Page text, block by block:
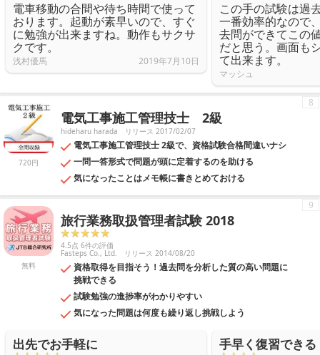
電車移動の合間や待ち時間で使って
おります。起動が素早いので、すぐ
に勉強が出来ますね。動作もサクサ
クです。
浅村優馬 2019年7月10日
この手の試験は過
一番効率的なので
去問ができてこの
だと思う。画面も
て出来ます。
マッシュ
720円
電気工事施工管理技士 2級
hideharu harada リリース 2017/02/07
電気工事施工管理技士 2級で、資格試験合格間違いナシ
一問一答形式で問題が頭に定着するのを助ける
気になったことはメモ帳に書きとめておける
8
無料
旅行業務取扱管理者試験 2018
4.5点 6件の評価
Fasteps Co., Ltd. リリース 2014/08/20
資格取得を目指そう！過去問を分析した質の高い問題に
挑戦できる
試験勉強の進捗率がわかりやすい
気になった問題は何度も繰り返し挑戦しよう
9
出先でお手軽に 手早く復習できる